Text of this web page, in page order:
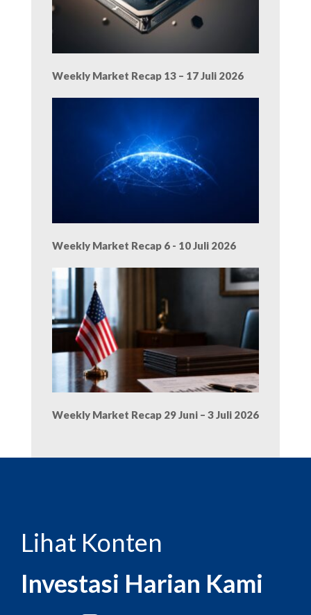
Weekly Market Recap 13 – 17 Juli 2026
Weekly Market Recap 6 - 10 Juli 2026
Weekly Market Recap 29 Juni – 3 Juli 2026
Lihat Konten
Investasi Harian Kami